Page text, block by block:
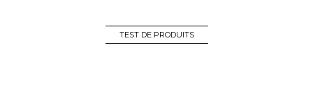
TEST DE PRODUITS